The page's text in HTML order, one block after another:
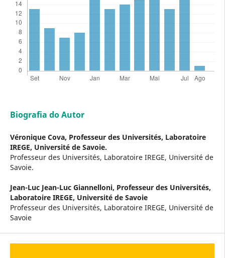
Biografia do Autor
Véronique Cova, Professeur des Universités, Laboratoire
IREGE, Université de Savoie.
Professeur des Universités, Laboratoire IREGE, Université de
Savoie.
Jean-Luc Jean-Luc Giannelloni, Professeur des Universités,
Laboratoire IREGE, Université de Savoie
Professeur des Universités, Laboratoire IREGE, Université de
Savoie